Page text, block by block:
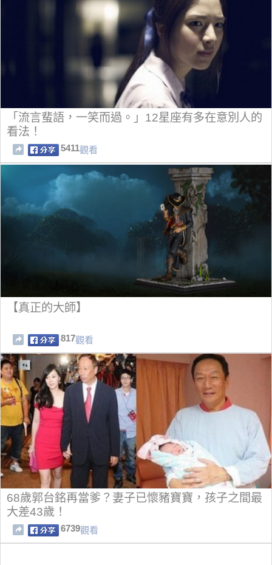
「流言蜚語，一笑而過。」12星座有多在意別人的
看法！
5411觀看
【真正的大師】
817觀看
68歲郭台銘再當爹？妻子已懷豬寶寶，孩子之間最
大差43歲！
6739觀看